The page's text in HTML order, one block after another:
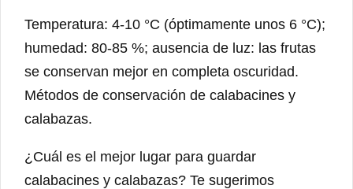
Temperatura: 4-10 °C (óptimamente unos 6 °C);
humedad: 80-85 %; ausencia de luz: las frutas
se conservan mejor en completa oscuridad.
Métodos de conservación de calabacines y
calabazas.
¿Cuál es el mejor lugar para guardar
calabacines y calabazas? Te sugerimos